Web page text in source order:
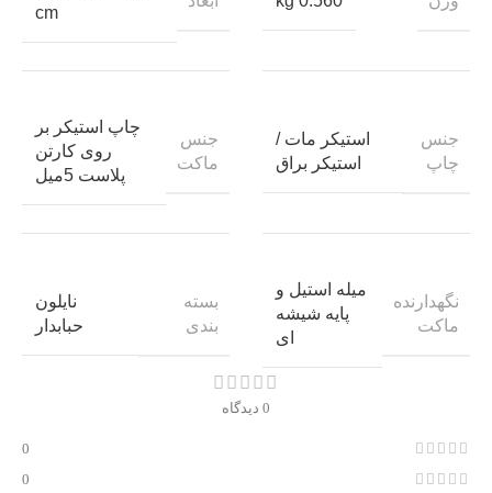
cm
جنس
چاپ
استیکر مات /
استیکر براق
جنس
ماکت
چاپ استیکر بر
روی کارتن
پلاست 5میل
نگهدارنده
ماکت
میله استیل و
پایه شیشه
ای
بسته
بندی
نایلون
حبابدار
0 دیدگاه
0
0